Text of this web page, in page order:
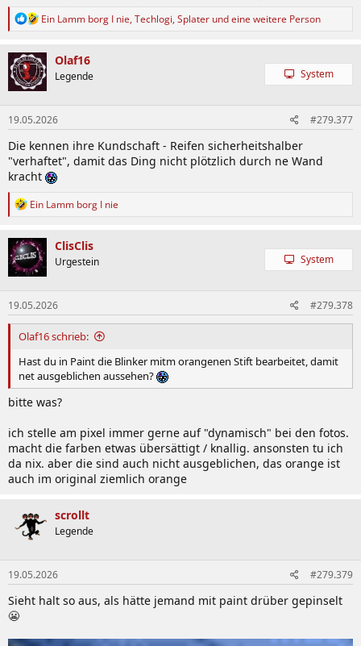
R
k
t
i
o
n
e
n
:
Ein Lamm borg I nie, Techlogi, Splater und eine weitere Person
Olaf16
Legende System
19.05.2026 #279.377
Die kennen ihre Kundschaft - Reifen sicherheitshalber
"verhaftet", damit das Ding nicht plötzlich durch ne Wand
kracht
R
k
t
i
o
n
e
n
:
Ein Lamm borg I nie
ClisClis
Urgestein System
19.05.2026 #279.378
Olaf16 schrieb:
Hast du in Paint die Blinker mitm orangenen Stift bearbeitet, damit
net ausgeblichen aussehen?
bitte was?
ich stelle am pixel immer gerne auf "dynamisch" bei den fotos.
macht die farben etwas übersättigt / knallig. ansonsten tu ich
da nix. aber die sind auch nicht ausgeblichen, das orange ist
auch im original ziemlich orange
scrollt
Legende
19.05.2026 #279.379
Sieht halt so aus, als hätte jemand mit paint drüber gepinselt
😬